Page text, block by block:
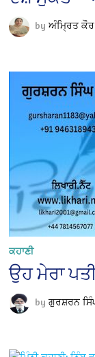
byਅੰਮ੍ਰਿਤ
ਕਹਾਣੀ
ਉਹ ਮੇਰਾ
byਗੁਰਸ਼ਰਨ